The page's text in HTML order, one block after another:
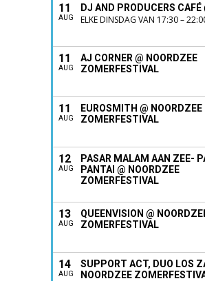
11
AUG
DJ AND PRODUCERS CAFÉ
ELKE DINSDAG VAN 17:30 –
11
AUG
AJ CORNER @ NOORDZEE
ZOMERFESTIVAL
11
AUG
EUROSMITH @ NOORDZEE
ZOMERFESTIVAL
12
AUG
PASAR MALAM AAN ZEE-
PANTAI @ NOORDZEE
ZOMERFESTIVAL
13
AUG
QUEENVISION @
ZOMERFESTIVAL
14
AUG
SUPPORT ACT, DUO LOS
NOORDZEE